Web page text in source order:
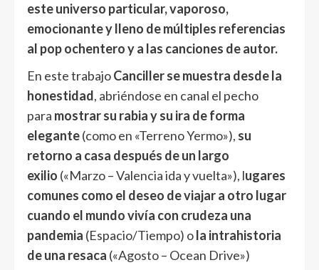
este universo particular, vaporoso,
emocionante y lleno de múltiples referencias
al pop ochentero y a las canciones de autor.
En este trabajoCanciller se muestra desde la
honestidad, abriéndose en canal el pecho
para mostrar su rabia y su ira de forma
elegante(como en «Terreno Yermo»), su
retorno a casa después de un largo
exilio («Marzo – Valencia ida y vuelta»), lugares
comunes como el deseo de viajar a otro lugar
cuando el mundo vivía con crudeza una
pandemia (Espacio/Tiempo) ola intrahistoria
de una resaca («Agosto – Ocean Drive»)